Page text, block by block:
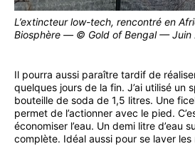
L’extincteur low-tech, rencontré en
Biosphère — © Gold of Bengal — Juin
Il pourra aussi paraître tardif de
quelques jours de la fin. J’ai utilisé un
bouteille de soda de 1,5 litres. Une
permet de l’actionner avec le pied.
économiser l’eau. Un demi litre d’eau
complète. Idéal aussi pour se laver les